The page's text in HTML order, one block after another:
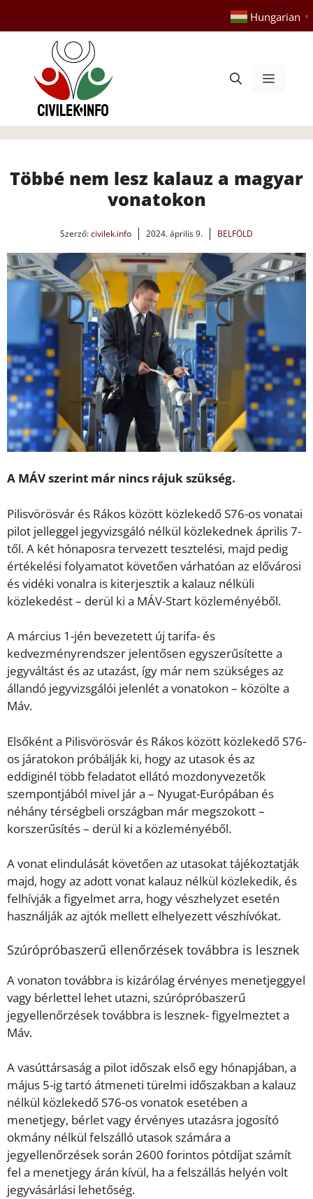
tartalomba
Hungarian ▼
Menü
Többé nem lesz kalauz a magyar
vonatokon
Szerző:civilek.info 2024. április 9. BELFÖLD
A MÁV szerint már nincs rájuk szükség.
Pilisvörösvár és Rákos között közlekedő S76-os vonatai
pilot jelleggel jegyvizsgáló nélkül közlekednek április 7-
től. A két hónaposra tervezett tesztelési, majd pedig
értékelési folyamatot követően várhatóan az elővárosi
és vidéki vonalra is kiterjesztik a kalauz nélküli
közlekedést – derül ki a MÁV-Start közleményéből.
A március 1-jén bevezetett új tarifa- és
kedvezményrendszer jelentősen egyszerűsítette a
jegyváltást és az utazást, így már nem szükséges az
állandó jegyvizsgálói jelenlét a vonatokon – közölte a
Máv.
Elsőként a Pilisvörösvár és Rákos között közlekedő S76-
os járatokon próbálják ki, hogy az utasok és az
eddiginél több feladatot ellátó mozdonyvezetők
szempontjából mivel jár a – Nyugat-Európában és
néhány térségbeli országban már megszokott –
korszerűsítés – derül ki a közleményéből.
A vonat elindulását követően az utasokat tájékoztatják
majd, hogy az adott vonat kalauz nélkül közlekedik, és
felhívják a figyelmet arra, hogy vészhelyzet esetén
használják az ajtók mellett elhelyezett vészhívókat.
Szúrópróbaszerű ellenőrzések továbbra is lesznek
A vonaton továbbra is kizárólag érvényes menetjeggyel
vagy bérlettel lehet utazni, szúrópróbaszerű
jegyellenőrzések továbbra is lesznek- figyelmeztet a
Máv.
A vasúttársaság a pilot időszak első egy hónapjában, a
május 5-ig tartó átmeneti türelmi időszakban a kalauz
nélkül közlekedő S76-os vonatok esetében a
menetjegy, bérlet vagy érvényes utazásra jogosító
okmány nélkül felszálló utasok számára a
jegyellenőrzések során 2600 forintos pótdíjat számít
fel a menetjegy árán kívül, ha a felszállás helyén volt
jegyvásárlási lehetőség.